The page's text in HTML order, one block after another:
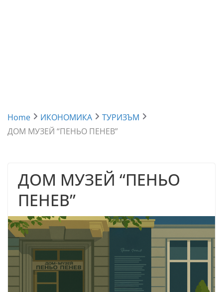
Home ИКОНОМИКА
ТУРИЗЪМ
ДОМ МУЗЕЙ “ПЕНЬО ПЕНЕВ”
ДОМ МУЗЕЙ “ПЕНЬО
ПЕНЕВ”